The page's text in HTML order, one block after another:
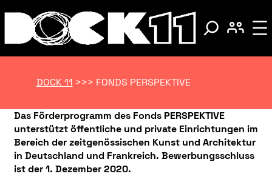
DOCK 11 >>> FONDS PERSPEKTIVE
Das Förderprogramm des Fonds PERSPEKTIVE
unterstützt öffentliche und private Einrichtungen im
Bereich der zeitgenössischen Kunst und Architektur
in Deutschland und Frankreich. Bewerbungsschluss
ist der 1. Dezember 2020.